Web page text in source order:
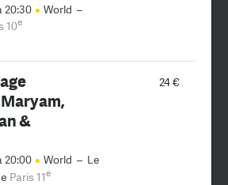
20:30 World –
10e
24 €
&
20:00 World – Le
Paris 11e